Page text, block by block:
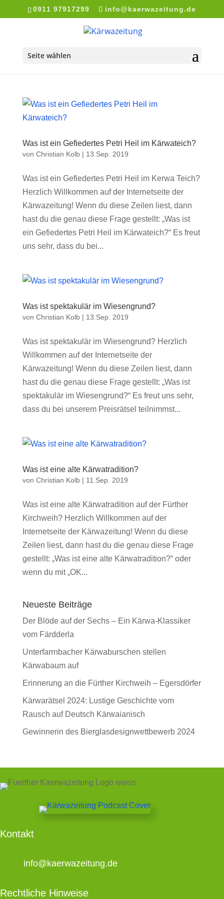
0911 97917299 info@kaerwazeitung.de
Seite wählen
Was ist ein Gefiedertes Petri Heil im Kärwateich?
von Christian Kolb| 13.Sep. 2019
Was ist ein Gefiedertes Petri Heil im Kerwa Teich?
Herzlich Willkommen auf der Internetseite der
Kärwazeitung! Wenn du diese Zeilen liest, dann
hast du die genau diese Frage gestellt: „Was ist
ein Gefiedertes Petri Heil im Kärwateich?“ Es freut
uns sehr, dass du bei...
Was ist spektakulär im Wiesengrund?
von Christian Kolb| 13.Sep. 2019
Was ist spektakulär im Wiesengrund? Herzlich
Willkommen auf der Internetseite der
Kärwazeitung! Wenn du diese Zeilen liest, dann
hast du die genau diese Frage gestellt: „Was ist
spektakulär im Wiesengrund?“ Es freut uns sehr,
dass du bei unserem Preisrätsel teilnimmst...
Was ist eine alte Kärwatradition?
von Christian Kolb| 11.Sep. 2019
Was ist eine alte Kärwatradition auf der Fürther
Kirchweih? Herzlich Willkommen auf der
Internetseite der Kärwazeitung! Wenn du diese
Zeilen liest, dann hast du die genau diese Frage
gestellt: „Was ist eine alte Kärwatradition?“ oder
wenn du mit „OK...
Neueste Beiträge
Der Blöde auf der Sechs – Ein Kärwa-Klassiker
vom Färdderla
Unterfarrnbacher Kärwaburschen stellen
Kärwabaum auf
Erinnerung an die Fürther Kirchweih – Egersdörfer
Kärwarätsel 2024: Lustige Geschichte vom
Rausch auf Deutsch Kärwaianisch
Gewinnerin des Bierglasdesignwettbewerb 2024
Kontakt
info@kaerwazeitung.de
Rechtliche Hinweise